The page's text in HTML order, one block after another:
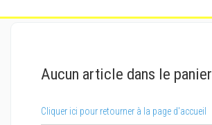
Aucun article dans le panier
Cliquer ici pour retourner à la page d'accueil